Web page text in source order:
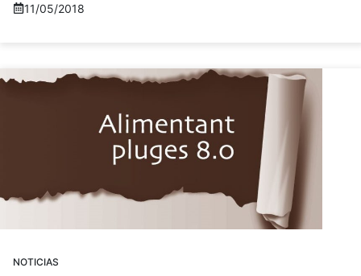
11/05/2018
NOTICIAS